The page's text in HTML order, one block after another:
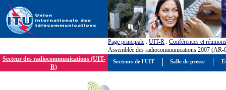
Page principale : UIT-R : Conférences et réunions
Assemblée des radiocommunications 2007 (AR-
Secteur des radiocommunications (UIT-
R)
Secteurs de l'UIT Salle de presse